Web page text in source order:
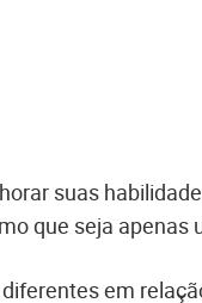
suas
que seja apenas
em